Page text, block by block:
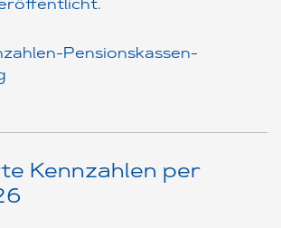
Pensionskassen-
Kennzahlen per